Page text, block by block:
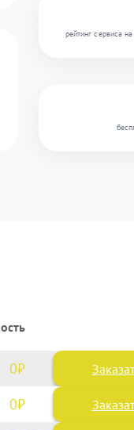
рейтинг сервиса
0
0